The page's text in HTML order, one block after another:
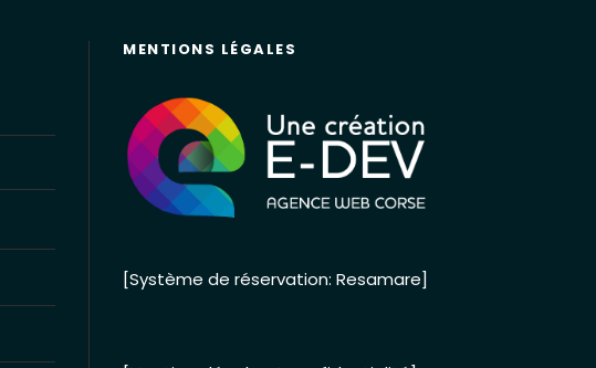
MENTIONS LÉGALES
[Système de réservation: Resamare]